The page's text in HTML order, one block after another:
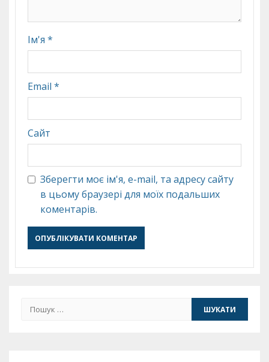
Ім'я *
Email *
Сайт
Зберегти моє ім'я, e-mail, та адресу сайту
в цьому браузері для моїх подальших
коментарів.
Пошук: